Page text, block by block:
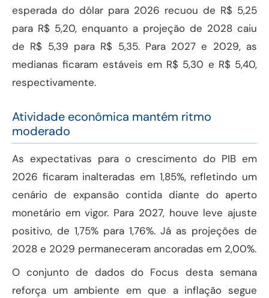
esperada do dólar para 2026 recuou de R$ 5,25
para R$ 5,20, enquanto a projeção de 2028 caiu
de R$ 5,39 para R$ 5,35. Para 2027 e 2029, as
medianas ficaram estáveis em R$ 5,30 e R$ 5,40,
respectivamente.
Atividade econômica mantém ritmo
moderado
As expectativas para o crescimento do PIB em
2026 ficaram inalteradas em 1,85%, refletindo um
cenário de expansão contida diante do aperto
monetário em vigor. Para 2027, houve leve ajuste
positivo, de 1,75% para 1,76%. Já as projeções de
2028 e 2029 permaneceram ancoradas em 2,00%.
O conjunto de dados do Focus desta semana
reforça um ambiente em que a inflação segue